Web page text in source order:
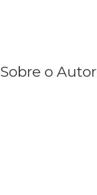
Sobre o Autor